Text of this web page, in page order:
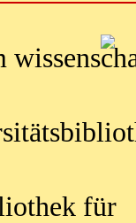
für